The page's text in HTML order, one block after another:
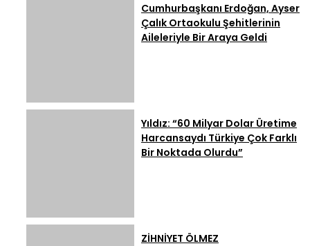
Cumhurbaşkanı Erdoğan, Ayser
Çalık Ortaokulu Şehitlerinin
Aileleriyle Bir Araya Geldi
Yıldız: “60 Milyar Dolar Üretime
Harcansaydı Türkiye Çok Farklı
Bir Noktada Olurdu”
ZİHNİYET ÖLMEZ